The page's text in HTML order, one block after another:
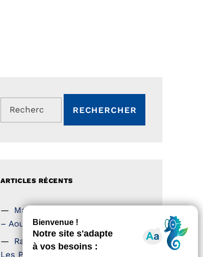
Rechercher :
ARTICLES RÉCENTS
Magazine Tourisme Accessible
– Aout 2026
Rallye Aicha des Gazelles –
Les Petillantes